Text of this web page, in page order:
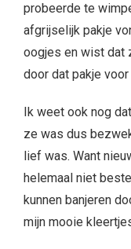
probeerde te
afgrijselijk pakje
oogjes en wist dat
door dat pakje
Ik weet ook nog
ze was dus
lief was. Want
helemaal niet
kunnen banjeren
mijn mooie